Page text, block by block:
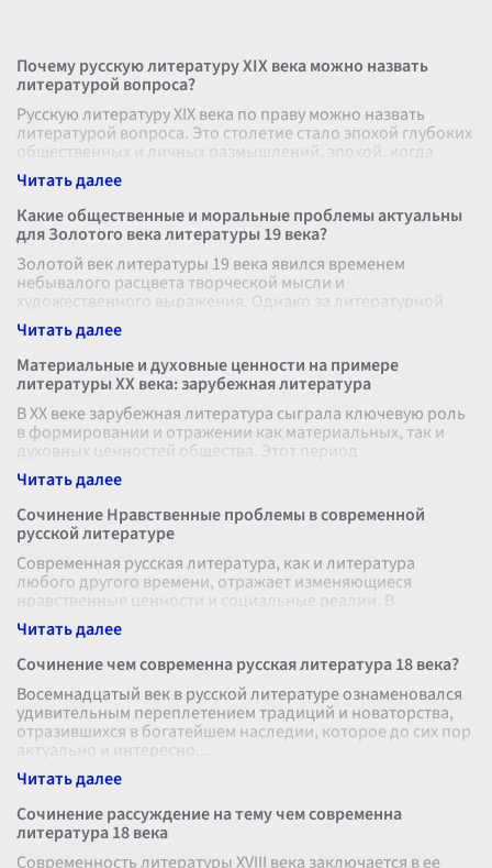
Почему русскую литературу XIX века можно назвать
литературой вопроса?
Русскую литературу XIX века по праву можно назвать
литературой вопроса. Это столетие стало эпохой глубоких
общественных и личных размышлений, эпохой, когда
литература пыталась осмы
Какие общественные и моральные проблемы актуальны
для Золотого века литературы 19 века?
Золотой век литературы 19 века явился временем
небывалого расцвета творческой мысли и
художественного выражения. Однако за литературной
изощренностью и инновациями скрывались серье
Материальные и духовные ценности на примере
литературы XX века: зарубежная литература
В XX веке зарубежная литература сыграла ключевую роль
в формировании и отражении как материальных, так и
духовных ценностей общества. Этот период
ознаменовался глобальными потрясен
Сочинение Нравственные проблемы в современной
русской литературе
Современная русская литература, как и литература
любого другого времени, отражает изменяющиеся
нравственные ценности и социальные реалии. В
последние десятилетия наблюдается значит
Сочинение чем современна русская литература 18 века?
Восемнадцатый век в русской литературе ознаменовался
удивительным переплетением традиций и новаторства,
отразившихся в богатейшем наследии, которое до сих пор
актуально и интересно
Сочинение рассуждение на тему чем современна
литература 18 века
Современность литературы XVIII века заключается в ее